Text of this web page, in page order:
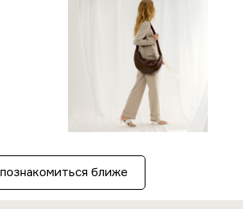
познакомиться ближе